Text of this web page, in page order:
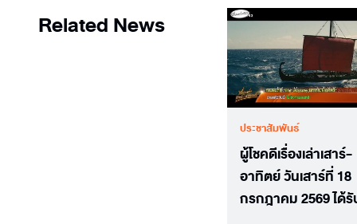
Related News
ประชาสัมพันธ์
ผู้โชคดีเรื่องเล่าเสาร์-
อาทิตย์ วันเสาร์ที่ 18
กรกฎาคม 2569 ได้รั